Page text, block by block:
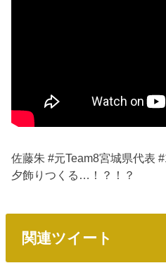
佐藤朱 #元Team8宮城県代表
夕飾りつくる…！？！？
関連ツイート